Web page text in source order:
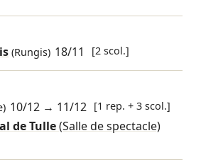
(Rungis) 18/11 [2 scol.]
10/12 → 11/12 [1 rep. + 3 scol.]
de Tulle(Salle de spectacle)